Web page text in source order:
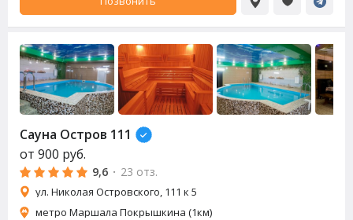
Сауна Остров 111
от 900 руб.
9,6 · 23 отз.
ул. Николая Островского, 111 к 5
метро Маршала Покрышкина (1км)